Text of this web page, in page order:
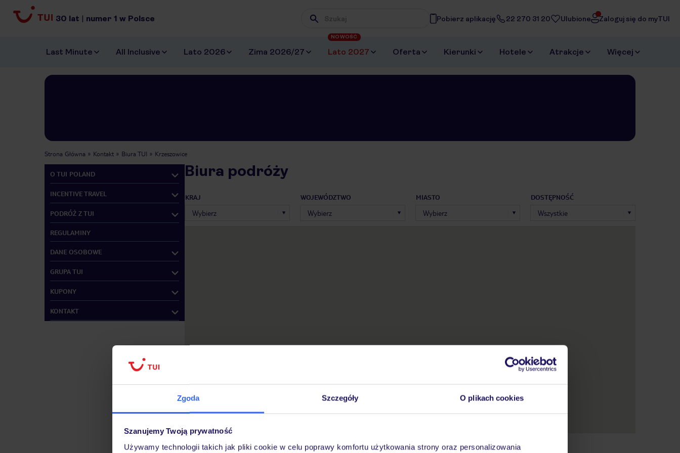
Zgoda Szczegóły O plikach cookies
Szanujemy Twoją prywatność
Używamy technologii takich jak pliki cookie w celu poprawy komfortu użytkowania strony oraz personalizowania
30 lat | numer 1 w Polsce Wpisz frazę, której szukasz
Pobierz aplikację 22 270 31 20 Ulubione Zaloguj się do myTUI
Last Minute All Inclusive Lato 2026 Zima 2026/27 Lato 2027
NOWOŚĆ
Oferta Kierunki Hotele Atrakcje Więcej
Strona Główna Kontakt Biura TUI Krzeszowice
O TUI POLAND
INCENTIVE TRAVEL
PODRÓŻ Z TUI
REGULAMINY
DANE OSOBOWE
GRUPA TUI
KUPONY
KONTAKT
Biura podróży
KRAJ WOJEWÓDZTWO MIASTO DOSTĘPNOŚĆ